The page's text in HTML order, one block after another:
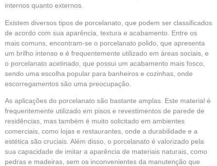
internos quanto externos.
Existem diversos tipos de porcelanato, que podem ser classificados
de acordo com sua aparência, textura e acabamento. Entre os
mais comuns, encontram-se o porcelanato polido, que apresenta
um brilho intenso e é frequentemente utilizado em áreas sociais, e
o porcelanato acetinado, que possui um acabamento mais fosco,
sendo uma escolha popular para banheiros e cozinhas, onde
escorregamentos são uma preocupação.
As aplicações do porcelanato são bastante amplas. Este material é
frequentemente utilizado em pisos e revestimentos de parede de
residências, mas também é muito solicitado em ambientes
comerciais, como lojas e restaurantes, onde a durabilidade e a
estética são cruciais. Além disso, o porcelanato é valorizado pela
sua capacidade de imitar a aparência de materiais naturais, como
pedras e madeiras, sem os inconvenientes da manutenção que